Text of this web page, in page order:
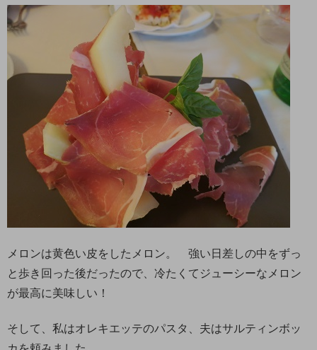
メロンは黄色い皮をしたメロン。 強い日差しの中をずっ
と歩き回った後だったので、冷たくてジューシーなメロン
が最高に美味しい！
そして、私はオレキエッテのパスタ、夫はサルティンボッ